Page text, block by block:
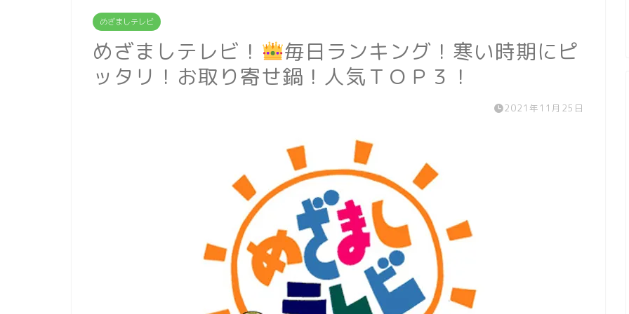
めざましテレビ
めざましテレビ！
毎日ランキング！寒い時期にピ
ッタリ！お取り寄せ鍋！人気ＴＯＰ３！
2021年11月25日